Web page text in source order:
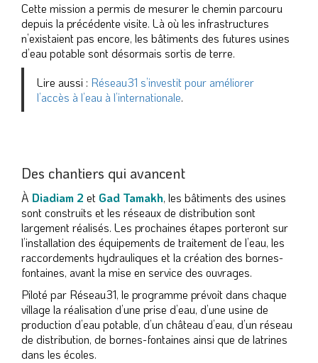
Cette mission a permis de mesurer le chemin parcouru
depuis la précédente visite. Là où les infrastructures
n’existaient pas encore, les bâtiments des futures usines
d’eau potable sont désormais sortis de terre.
Lire aussi : Réseau31 s’investit pour améliorer
l’accès à l’eau à l’internationale.
Des chantiers qui avancent
À Diadiam 2 et Gad Tamakh, les bâtiments des usines
sont construits et les réseaux de distribution sont
largement réalisés. Les prochaines étapes porteront sur
l’installation des équipements de traitement de l’eau, les
raccordements hydrauliques et la création des bornes-
fontaines, avant la mise en service des ouvrages.
Piloté par Réseau31, le programme prévoit dans chaque
village la réalisation d’une prise d’eau, d’une usine de
production d’eau potable, d’un château d’eau, d’un réseau
de distribution, de bornes-fontaines ainsi que de latrines
dans les écoles.